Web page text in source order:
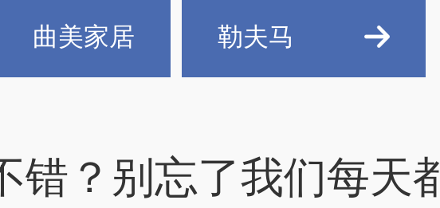
曲美家居 勒夫马
错？别忘了我们每天